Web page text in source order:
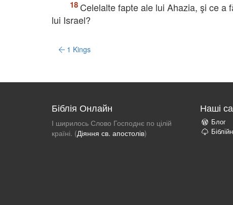
Celelalte fapte ale lui Ahazia, şi ce a
lui Israel?
1 Kings
Біблія Онлайн
І ширилось Слово Господнє по цілій
країні. (Діяння св. апостолів)
Наші
Блог